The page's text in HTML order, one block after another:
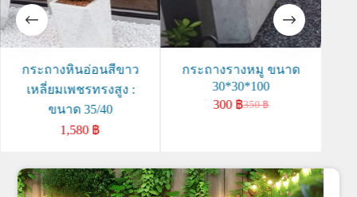
กระถางหินอ่อนสีขาว
เหลี่ยมเพชรทรงสูง :
ขนาด 35/40
1,580 ฿
กระถางรางหมู ขนาด
30*30*100
350฿
300 ฿